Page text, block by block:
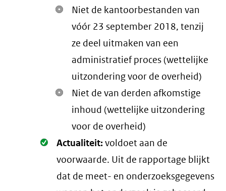
Niet de kantoorbestanden van
vóór 23 september 2018, tenzij
ze deel uitmaken van een
administratief proces (wettelijke
uitzondering voor de overheid)
Niet de van derden afkomstige
inhoud (wettelijke uitzondering
voor de overheid)
Oké.
Actualiteit:voldoet aan de
voorwaarde. Uit de rapportage blijkt
dat de meet- en onderzoeksgegevens